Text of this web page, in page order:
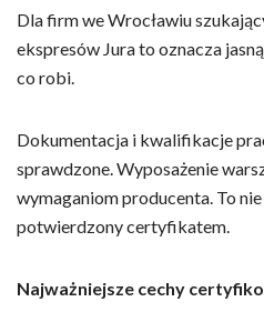
Dla firm we Wrocławiu
ekspresów Jura to oznacza
co robi.
Dokumentacja i kwalifikacje
sprawdzone. Wyposażenie
wymaganiom producenta. To
potwierdzony certyfikatem.
Najważniejsze cechy